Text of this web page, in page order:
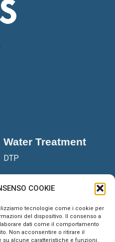
COOKIE
tecnologie come i cookie per
del dispositivo. Il consenso a
dati come il comportamento
Non acconsentire o ritirare il
alcune caratteristiche e funzioni.
Water Treatment
DTP
Impianto OSM
Anteaone